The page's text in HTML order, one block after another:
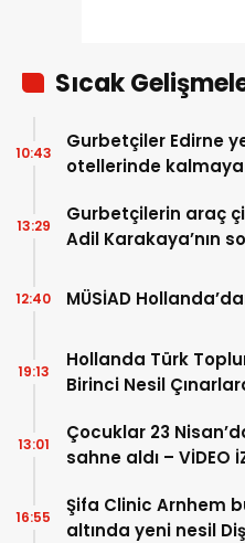
Sıcak
Gurbetçiler Edirne
otellerinde kalmaya
10:43
Gurbetçilerin araç
Adil Karakaya’nın
13:29
MÜSİAD
12:40
Hollanda Türk
Birinci Nesil
19:13
Çocuklar 23
sahne aldı – VİDEO
13:01
Şifa Clinic Arnhem
altında yeni nesil
16:55